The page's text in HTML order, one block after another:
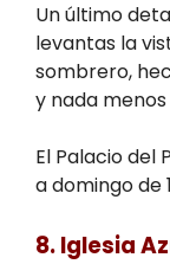
Un último
levantas la
sombrero,
y nada menos
El Palacio del
a domingo de
8. Iglesia